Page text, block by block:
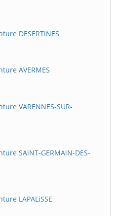
DESERTiNES
AVERMES
VARENNES-SUR-
SAiNT-GERMAiN-DES-
LAPALiSSE